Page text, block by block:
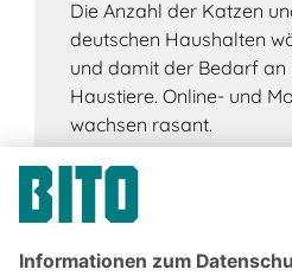
Die Anzahl der Katzen
deutschen Haushalten
und damit der Bedarf
Haustiere. Online- und
wachsen rasant.